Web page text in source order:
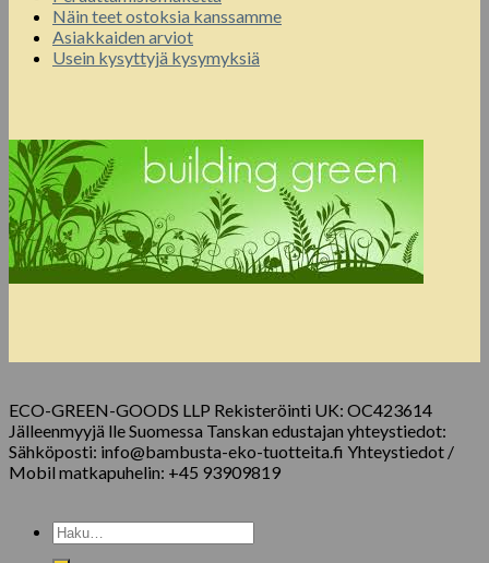
Näin teet ostoksia kanssamme
Asiakkaiden arviot
Usein kysyttyjä kysymyksiä
ECO-GREEN-GOODS LLP Rekisteröinti UK: OC423614
Jälleenmyyjä lle Suomessa Tanskan edustajan yhteystiedot:
Sähköposti: info@bambusta-eko-tuotteita.fi Yhteystiedot /
Mobil matkapuhelin: +45 93909819
Etsi: